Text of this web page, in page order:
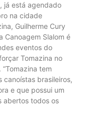
já está agendado
na cidade
Guilherme Cury
Canoagem Slalom é
eventos do
Tomazina no
tem
canoístas brasileiros,
e que possui um
abertos todos os